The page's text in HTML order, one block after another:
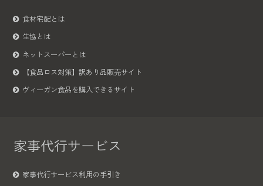
食材宅配とは
生協とは
ネットスーパーとは
【食品ロス対策】訳あり品販売サイト
ヴィーガン食品を購入できるサイト
家事代行サービス
家事代行サービス利用の手引き